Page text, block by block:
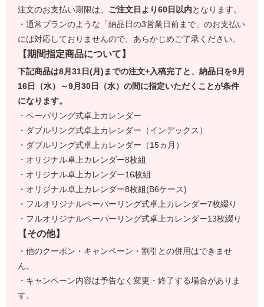
注文のお支払い期限は、 ご注文日より60日以内となります。
・通常プランのような「納品日の3営業日前まで」のお支払い
には対応しておりませんので、あらかじめご了承ください。
【期間指定商品について】
下記商品は8月31日(月)までの注文+入稿完了と、納品日を9月
16日（水）～9月30日（水）の間に指定いただくことが条件
になります。
・ペーパリング式卓上カレンダー
・ダブルリング式卓上カレンダー（インデックス）
・ダブルリング式卓上カレンダー（15ヵ月）
・オリジナル卓上カレンダー8枚組
・オリジナル卓上カレンダー16枚組
・オリジナル卓上カレンダー8枚組(B6ケース)
・フルオリジナルペーパーリング式卓上カレンダー7枚綴り
・フルオリジナルペーパーリング式卓上カレンダー13枚綴り
【その他】
・他のクーポン・キャンペーン・割引との併用はできませ
ん。
・キャンペーン内容は予告なく変更・終了する場合がありま
す。